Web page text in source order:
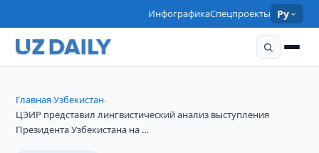
ИнфографикаСпецпроекты Ру
Главная›Узбекистан›
ЦЭИР представил лингвистический анализ выступления
Президента Узбекистана на …